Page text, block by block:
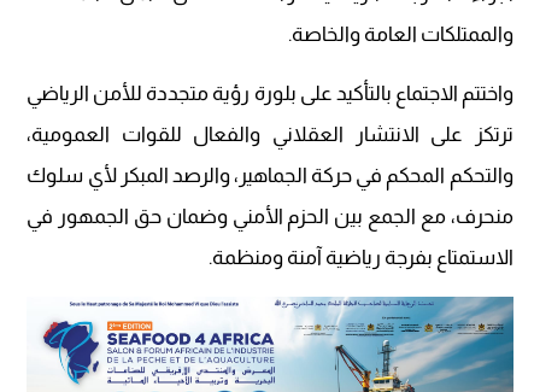
والممتلكات العامة والخاصة.
واختتم الاجتماع بالتأكيد على بلورة رؤية متجددة للأمن الرياضي
ترتكز على الانتشار العقلاني والفعال للقوات العمومية،
والتحكم المحكم في حركة الجماهير، والرصد المبكر لأي سلوك
منحرف، مع الجمع بين الحزم الأمني وضمان حق الجمهور في
الاستمتاع بفرجة رياضية آمنة ومنظمة.